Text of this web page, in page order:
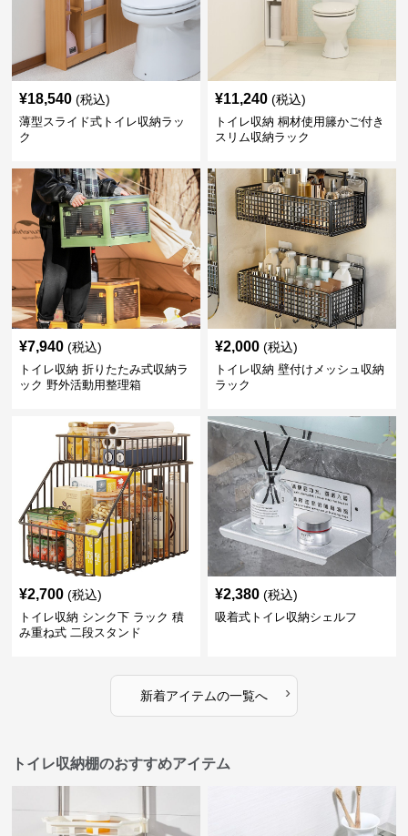
¥18,540 (税込)
薄型スライド式トイレ収納ラッ
ク
¥11,240 (税込)
トイレ収納 桐材使用籐かご付き
スリム収納ラック
¥7,940 (税込)
トイレ収納 折りたたみ式収納ラ
ック 野外活動用整理箱
¥2,000 (税込)
トイレ収納 壁付けメッシュ収納
ラック
¥2,700 (税込)
トイレ収納 シンク下 ラック 積
み重ね式 二段スタンド
¥2,380 (税込)
吸着式トイレ収納シェルフ
新着アイテムの一覧へ ›
トイレ収納棚のおすすめアイテム